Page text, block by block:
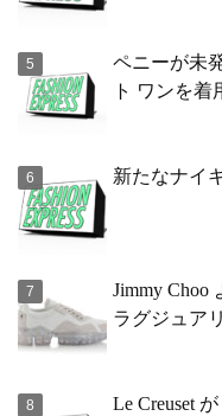
ペニーが未
ト ワンを着
新たなナイ
Jimmy Choo
ラグジュア
Le Creuset